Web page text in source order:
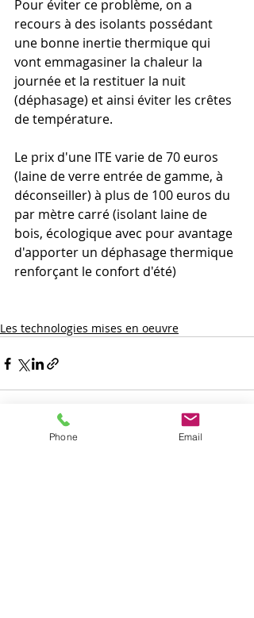
Pour éviter ce problème, on a
recours à des isolants possédant
une bonne inertie thermique qui
vont emmagasiner la chaleur la
journée et la restituer la nuit
(déphasage) et ainsi éviter les crêtes
de température.
Le prix d'une ITE varie de 70 euros
(laine de verre entrée de gamme, à
déconseiller) à plus de 100 euros du
par mètre carré (isolant laine de
bois, écologique avec pour avantage
d'apporter un déphasage thermique
renforçant le confort d'été)
Les technologies mises en oeuvre
Phone Email